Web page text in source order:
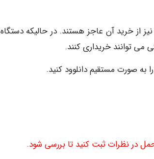
از خرید آن عاجز هستند. در حالیکه دستگاه
توانند خریداری کنند.
به صورت مستقیم دانلوود کنید.
در نظرات ثبت کنید تا بررسی شود.